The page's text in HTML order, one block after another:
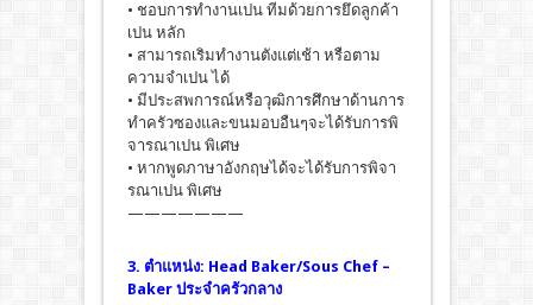
• ชอบการทํางานเปน ทีมด้วยการยึดลูกค้า
เปน หลัก
• สามารถเริมทํางานตังแต่เช้า หรือตาม
ความจําเปน ได้
• มีประสพการณ์หรือวุฒิการศึกษาด้านการ
ทําครัวซองและขนมอบอืนๆจะได้รับการพิ
จารณาเปน พิเศษ
• หากพูดภาษาอังกฤษได้จะได้รับการพิจา
รณาเปน พิเศษ
———————
3. ตําแหน่ง: Head Baker/Sous Chef –
Baker ประจําครัวกลาง